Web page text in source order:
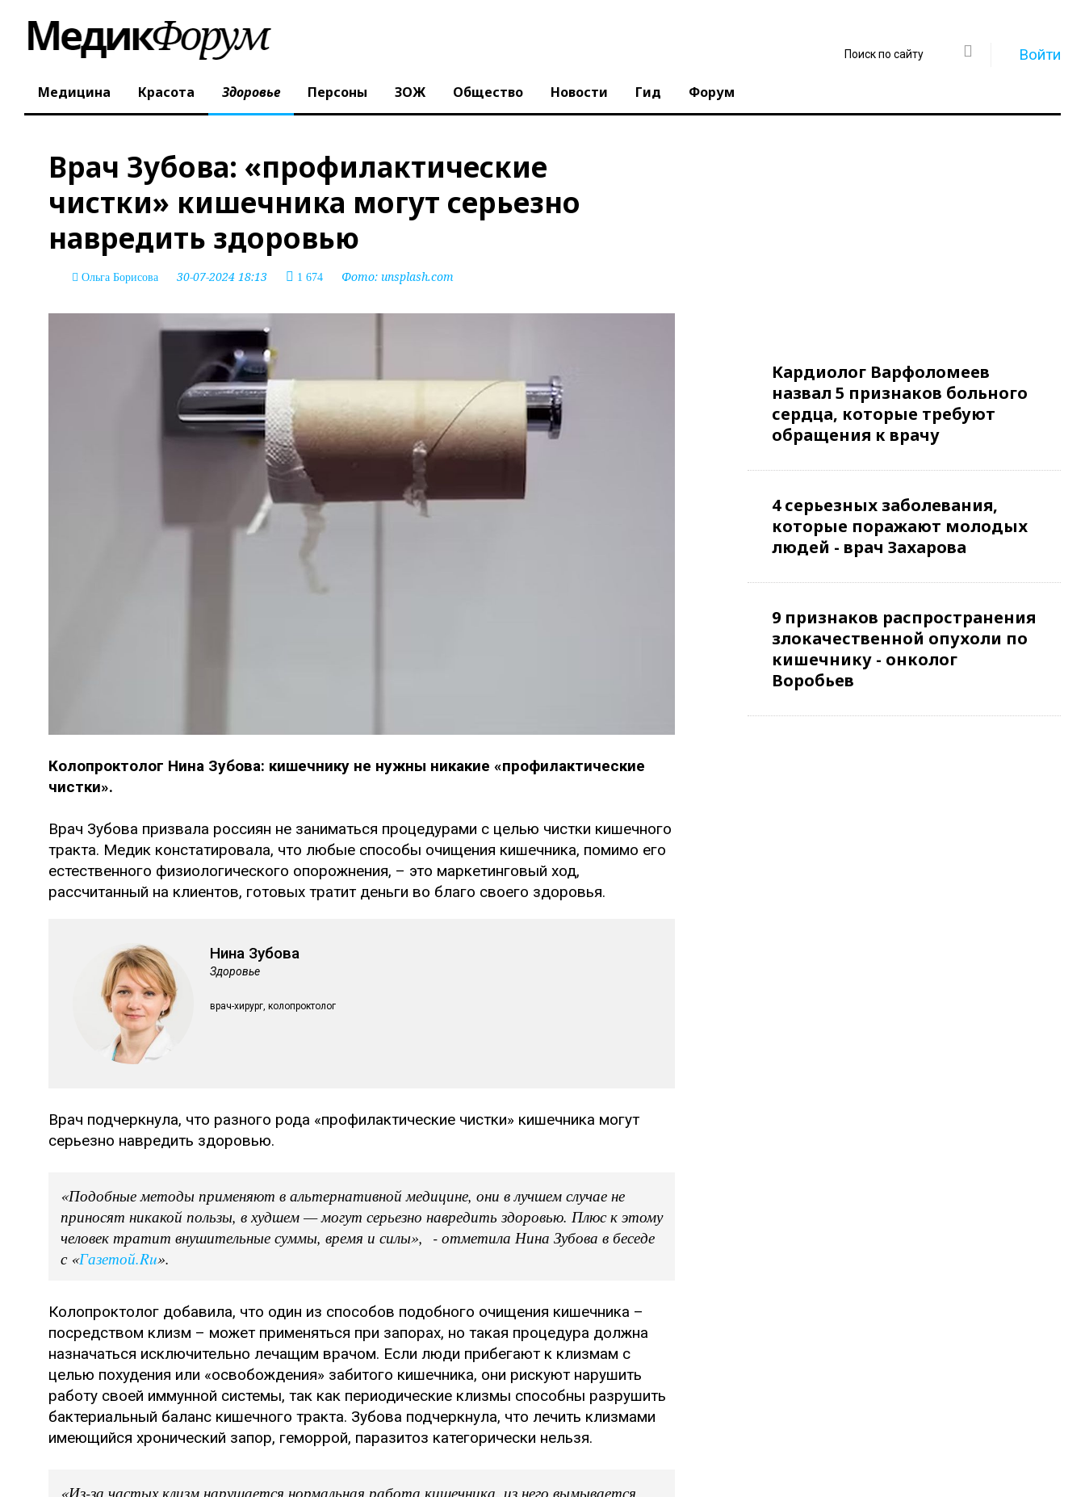
Войти
Медицина Красота Здоровье Персоны ЗОЖ Общество Новости Гид Форум
Врач Зубова: «профилактические
чистки» кишечника могут серьезно
навредить здоровью
Ольга Борисова 30-07-2024 18:13 1 674 Фото: unsplash.com
Колопроктолог Нина Зубова: кишечнику не нужны никакие «профилактические
чистки».
Врач Зубова призвала россиян не заниматься процедурами с целью чистки кишечного
тракта. Медик констатировала, что любые способы очищения кишечника, помимо его
естественного физиологического опорожнения, – это маркетинговый ход,
рассчитанный на клиентов, готовых тратит деньги во благо своего здоровья.
Нина Зубова
Здоровье
врач-хирург, колопроктолог
Врач подчеркнула, что разного рода «профилактические чистки» кишечника могут
серьезно навредить здоровью.
«Подобные методы применяют в альтернативной медицине, они в лучшем случае не
приносят никакой пользы, в худшем — могут серьезно навредить здоровью. Плюс к этому
человек тратит внушительные суммы, время и силы», - отметила Нина Зубова в беседе
с «Газетой.Ru».
Колопроктолог добавила, что один из способов подобного очищения кишечника –
посредством клизм – может применяться при запорах, но такая процедура должна
назначаться исключительно лечащим врачом. Если люди прибегают к клизмам с
целью похудения или «освобождения» забитого кишечника, они рискуют нарушить
работу своей иммунной системы, так как периодические клизмы способны разрушить
бактериальный баланс кишечного тракта. Зубова подчеркнула, что лечить клизмами
имеющийся хронический запор, геморрой, паразитоз категорически нельзя.
«Из-за частых клизм нарушается нормальная работа кишечника, из него вымывается
Кардиолог Варфоломеев
назвал 5 признаков больного
сердца, которые требуют
обращения к врачу
4 серьезных заболевания,
которые поражают молодых
людей - врач Захарова
9 признаков распространения
злокачественной опухоли по
кишечнику - онколог
Воробьев